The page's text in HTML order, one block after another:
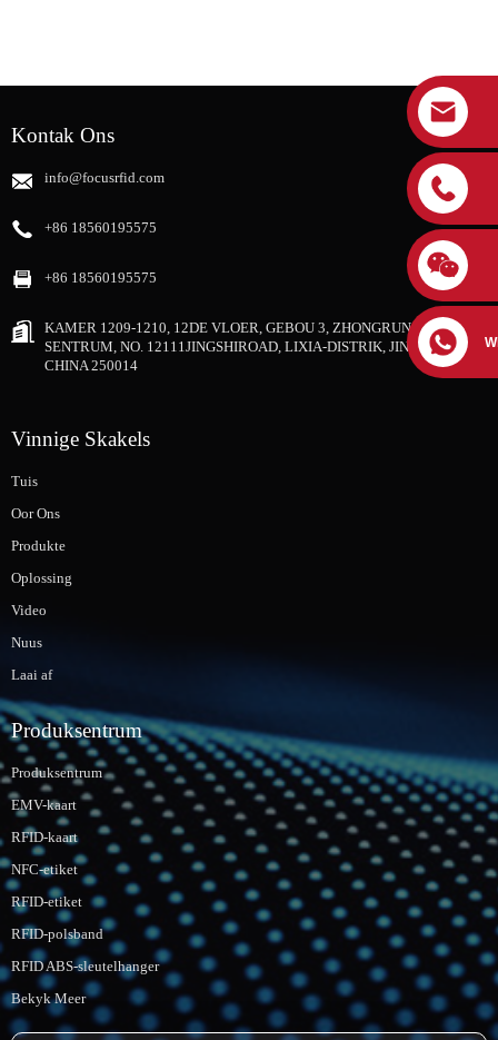
Kontak Ons
info@focusrfid.com
+86 18560195575
+86 18560195575
KAMER 1209-1210, 12DE VLOER, GEBOU 3, ZHONGRUNG SHIJI-
SENTRUM, NO. 12111JINGSHIROAD, LIXIA-DISTRIK, JINAN-STAD,
CHINA 250014
Vinnige Skakels
Tuis
Oor Ons
Produkte
Oplossing
Video
Nuus
Laai af
Produksentrum
Produksentrum
EMV-kaart
RFID-kaart
NFC-etiket
RFID-etiket
RFID-polsband
RFID ABS-sleutelhanger
Bekyk Meer